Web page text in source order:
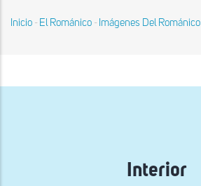
Sobrescribir
navegación
Inicio - El Románico - Imágenes Del Románico
Interior